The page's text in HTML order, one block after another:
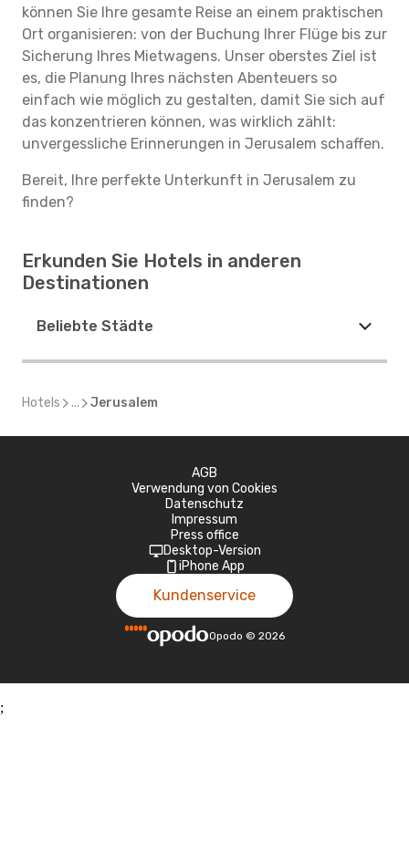
können Sie Ihre gesamte Reise an einem praktischen
Ort organisieren: von der Buchung Ihrer Flüge bis zur
Sicherung Ihres Mietwagens. Unser oberstes Ziel ist
es, die Planung Ihres nächsten Abenteuers so
einfach wie möglich zu gestalten, damit Sie sich auf
das konzentrieren können, was wirklich zählt:
unvergessliche Erinnerungen in Jerusalem schaffen.
Bereit, Ihre perfekte Unterkunft in Jerusalem zu
finden?
Erkunden Sie Hotels in anderen
Destinationen
Beliebte Städte
Hotels ... Jerusalem
AGB
Verwendung von Cookies
Datenschutz
Impressum
Press office
Desktop-Version
iPhone App
Kundenservice
Opodo © 2026
;